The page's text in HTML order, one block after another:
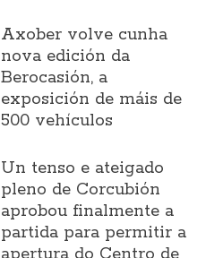
Axober volve cunha
nova edición da
Berocasión, a
exposición de máis de
500 vehículos
Un tenso e ateigado
pleno de Corcubión
aprobou finalmente a
partida para permitir a